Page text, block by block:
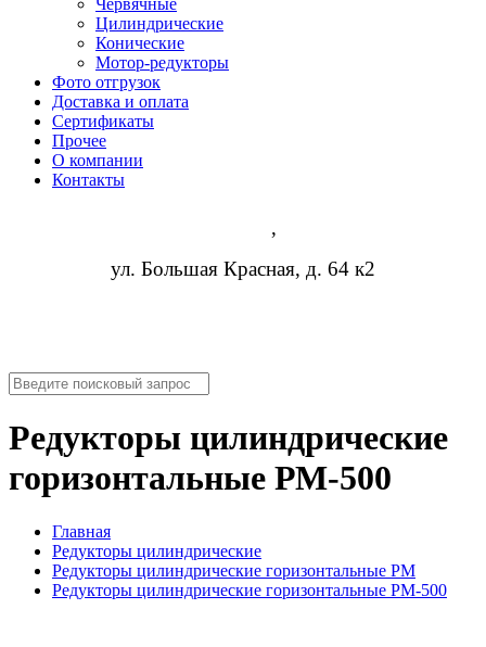
Червячные
Цилиндрические
Конические
Мотор-редукторы
Фото отгрузок
Доставка и оплата
Сертификаты
Прочее
О компании
Контакты
,
ул. Большая Красная, д. 64 к2
Редукторы цилиндрические
горизонтальные РМ-500
Главная
Редукторы цилиндрические
Редукторы цилиндрические горизонтальные РМ
Редукторы цилиндрические горизонтальные РМ-500